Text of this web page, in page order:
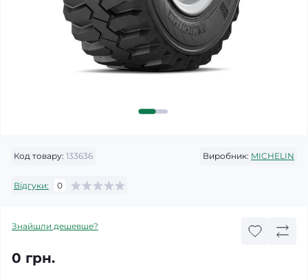
Код товару: 133636 Виробник: MICHELIN
Відгуки: 0
Знайшли дешевше?
0 грн.